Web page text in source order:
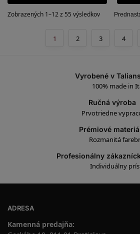
Zobrazených 1–12 z 55 výsledkov
1 2 3 4
Vyrobené v
100% made in
Ručná výroba
Prvotriedne
Prémiové
Rozmanitá
Profesionálny
Individuálny
ADRESA
Kamenná predajňa: